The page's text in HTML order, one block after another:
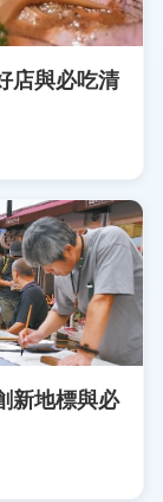
店與必吃清
新地標與必